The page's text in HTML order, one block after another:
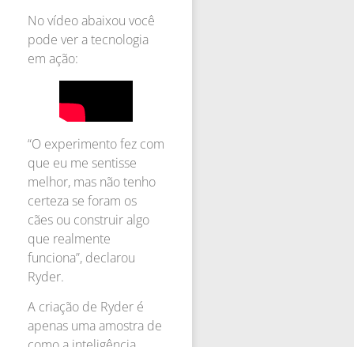
No vídeo abaixou você
pode ver a tecnologia
em ação:
“O experimento fez com
que eu me sentisse
melhor, mas não tenho
certeza se foram os
cães ou construir algo
que realmente
funciona”, declarou
Ryder.
A criação de Ryder é
apenas uma amostra de